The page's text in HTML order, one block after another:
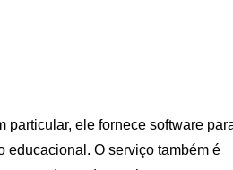
particular, ele fornece software
educacional. O serviço também é